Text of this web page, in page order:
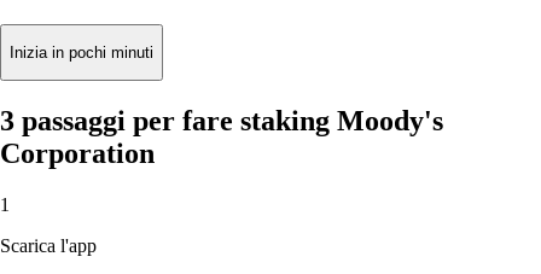
Inizia in pochi minuti
3 passaggi per fare staking Moody's
Corporation
1
Scarica l'app